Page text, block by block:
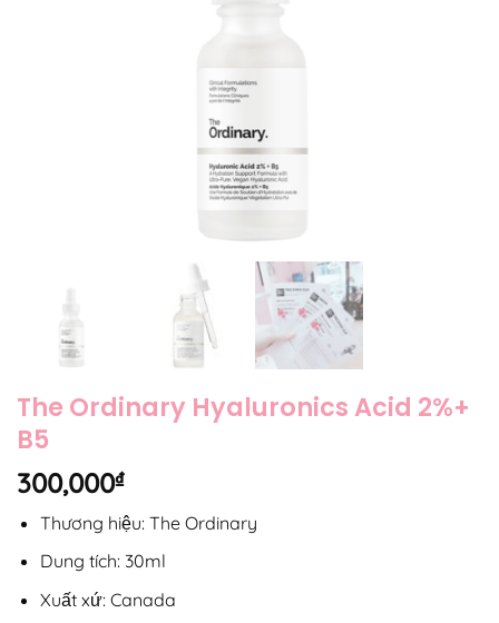
The Ordinary Hyaluronics Acid 2%+
B5
300,000₫
Thương hiệu: The Ordinary
Dung tích: 30ml
Xuất xứ: Canada